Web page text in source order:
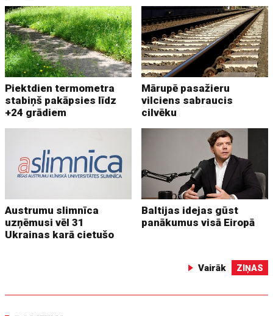
Piektdien termometra
stabiņš pakāpsies līdz
+24 grādiem
Mārupē pasažieru
vilciens sabraucis
cilvēku
Austrumu slimnīca
uzņēmusi vēl 31
Ukrainas karā cietušo
Baltijas idejas gūst
panākumus visā Eiropā
Vairāk ZIŅAS